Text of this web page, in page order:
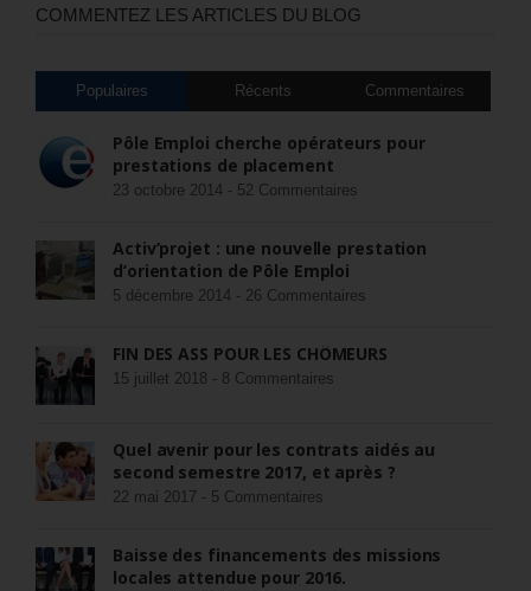
COMMENTEZ LES ARTICLES DU BLOG
Populaires Récents Commentaires
Pôle Emploi cherche opérateurs pour
prestations de placement
23 octobre 2014 - 52 Commentaires
Activ’projet : une nouvelle prestation
d’orientation de Pôle Emploi
5 décembre 2014 - 26 Commentaires
FIN DES ASS POUR LES CHÔMEURS
15 juillet 2018 - 8 Commentaires
Quel avenir pour les contrats aidés au
second semestre 2017, et après ?
22 mai 2017 - 5 Commentaires
Baisse des financements des missions
locales attendue pour 2016.